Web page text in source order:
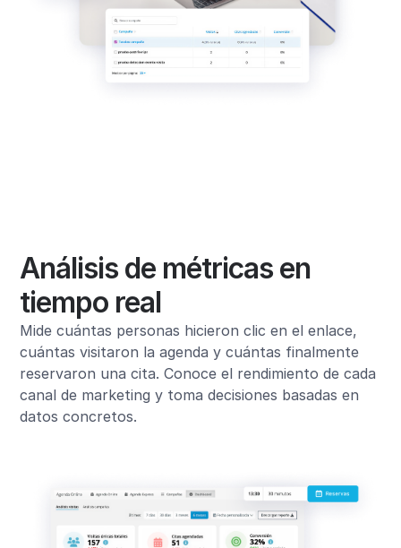
Análisis de métricas en
tiempo real
Mide cuántas personas hicieron clic en el enlace,
cuántas visitaron la agenda y cuántas finalmente
reservaron una cita. Conoce el rendimiento de cada
canal de marketing y toma decisiones basadas en
datos concretos.